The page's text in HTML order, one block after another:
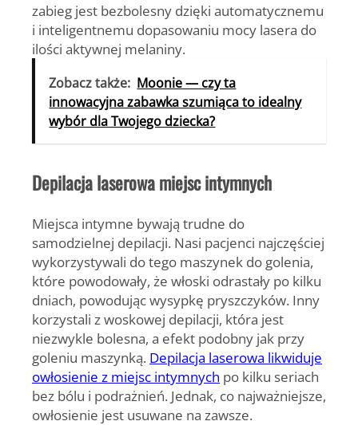
zabieg jest bezbolesny dzięki automatycznemu
i inteligentnemu dopasowaniu mocy lasera do
ilości aktywnej melaniny.
Zobacz także: Moonie — czy ta
innowacyjna zabawka szumiąca to idealny
wybór dla Twojego dziecka?
Depilacja laserowa miejsc intymnych
Miejsca intymne bywają trudne do
samodzielnej depilacji. Nasi pacjenci najczęściej
wykorzystywali do tego maszynek do golenia,
które powodowały, że włoski odrastały po kilku
dniach, powodując wysypkę pryszczyków. Inny
korzystali z woskowej depilacji, która jest
niezwykle bolesna, a efekt podobny jak przy
goleniu maszynką. Depilacja laserowa likwiduje
owłosienie z miejsc intymnych po kilku seriach
bez bólu i podrażnień. Jednak, co najważniejsze,
owłosienie jest usuwane na zawsze.